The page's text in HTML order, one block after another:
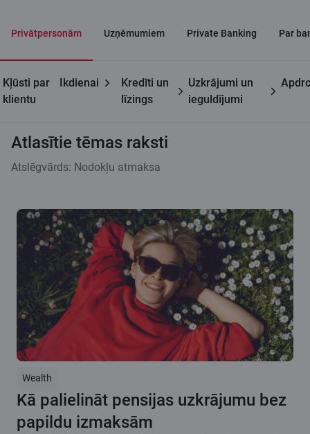
Privātpersonām Uzņēmumiem Private Banking Par
Kļūsti par
klientu
Ikdienai
Kredīti un
līzings
Uzkrājumi un
ieguldījumi
Citadeles blogs Atlasītie tēmas raksti
Atlasītie tēmas raksti
Atslēgvārds: Nodokļu atmaksa
Wealth
Kā palielināt pensijas uzkrājumu bez
papildu izmaksām